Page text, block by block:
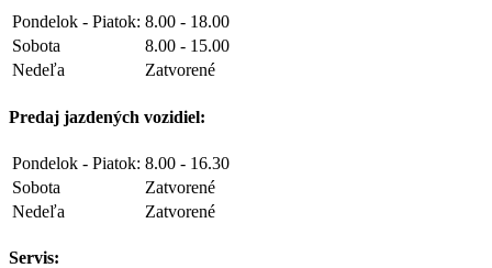
Pondelok - Piatok: 8.00 - 18.00
Sobota
8.00 - 15.00
Nedeľa
Zatvorené
Predaj jazdených vozidiel:
Pondelok - Piatok: 8.00 - 16.30
Sobota
Zatvorené
Nedeľa
Zatvorené
Servis: